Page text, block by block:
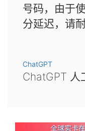
号码，由于
分延迟，请
ChatGPT
ChatGPT 人